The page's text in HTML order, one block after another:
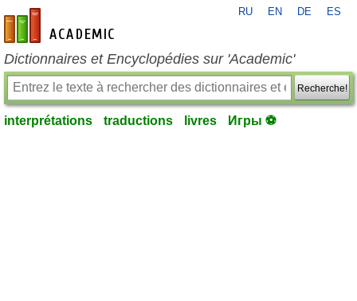
fr-academic.com
RU EN DE ES
Dictionnaires et Encyclopédies sur 'Academic'
Recherche!
interprétations traductions livres Игры ⚽